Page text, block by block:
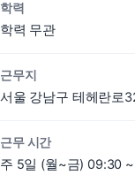
학력
학력 무관
근무지
서울 강남구 테헤란로
근무 시간
주 5일 (월~금) 09:30